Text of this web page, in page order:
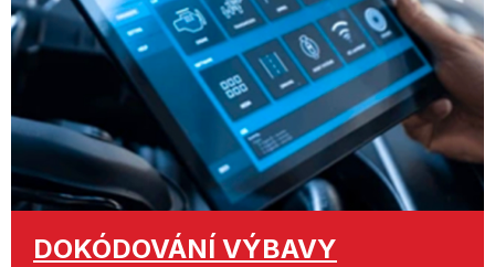
DOKÓDOVÁNÍ VÝBAVY